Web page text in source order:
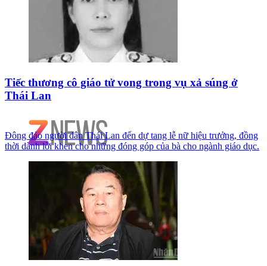
Tiếc thương cô giáo tử vong trong vụ xả súng ở
Thái Lan
Đông đảo người dân Thái Lan đến dự tang lễ nữ hiệu trưởng, đồng
thời dành lời khen cho những đóng góp của bà cho ngành giáo dục.